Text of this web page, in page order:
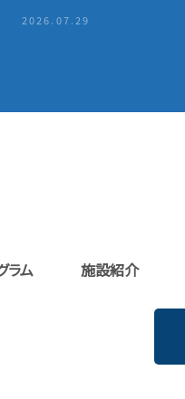
2026.07.29
ラム 施設紹介